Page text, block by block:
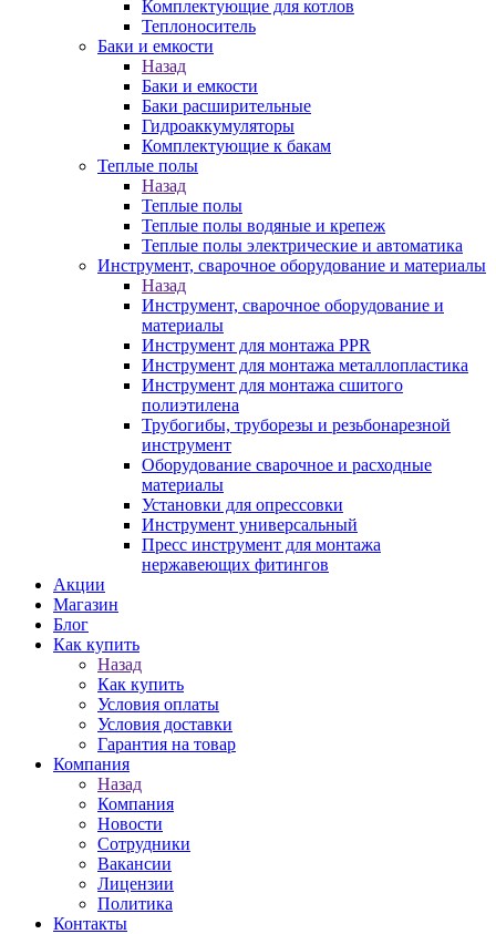
Комплектующие для котлов
Теплоноситель
Баки и емкости
Назад
Баки и емкости
Баки расширительные
Гидроаккумуляторы
Комплектующие к бакам
Теплые полы
Назад
Теплые полы
Теплые полы водяные и крепеж
Теплые полы электрические и автоматика
Инструмент, сварочное оборудование и материалы
Назад
Инструмент, сварочное оборудование и
материалы
Инструмент для монтажа PPR
Инструмент для монтажа металлопластика
Инструмент для монтажа сшитого
полиэтилена
Трубогибы, труборезы и резьбонарезной
инструмент
Оборудование сварочное и расходные
материалы
Установки для опрессовки
Инструмент универсальный
Пресс инструмент для монтажа
нержавеющих фитингов
Акции
Магазин
Блог
Как купить
Назад
Как купить
Условия оплаты
Условия доставки
Гарантия на товар
Компания
Назад
Компания
Новости
Сотрудники
Вакансии
Лицензии
Политика
Контакты